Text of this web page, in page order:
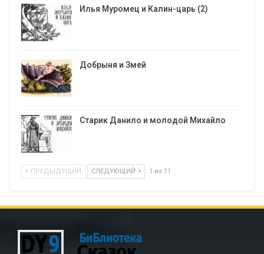
Илья Муромец и Калин-царь (2)
Добрыня и Змей
Старик Данило и молодой Михайло
ПРЕДЫДУЩИЙ СЛЕДУЮЩИЙ 1 из 11